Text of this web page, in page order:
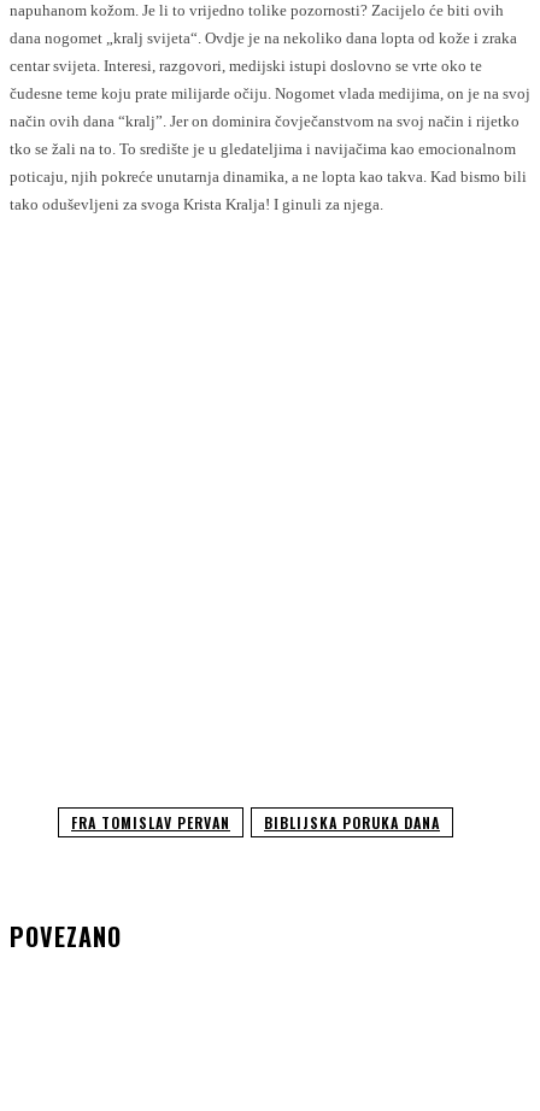
napuhanom kožom. Je li to vrijedno tolike pozornosti? Zacijelo će biti ovih
dana nogomet „kralj svijeta“. Ovdje je na nekoliko dana lopta od kože i zraka
centar svijeta. Interesi, razgovori, medijski istupi doslovno se vrte oko te
čudesne teme koju prate milijarde očiju. Nogomet vlada medijima, on je na svoj
način ovih dana “kralj”. Jer on dominira čovječanstvom na svoj način i rijetko
tko se žali na to. To središte je u gledateljima i navijačima kao emocionalnom
poticaju, njih pokreće unutarnja dinamika, a ne lopta kao takva. Kad bismo bili
tako oduševljeni za svoga Krista Kralja! I ginuli za njega.
FRA TOMISLAV PERVAN BIBLIJSKA PORUKA DANA
POVEZANO